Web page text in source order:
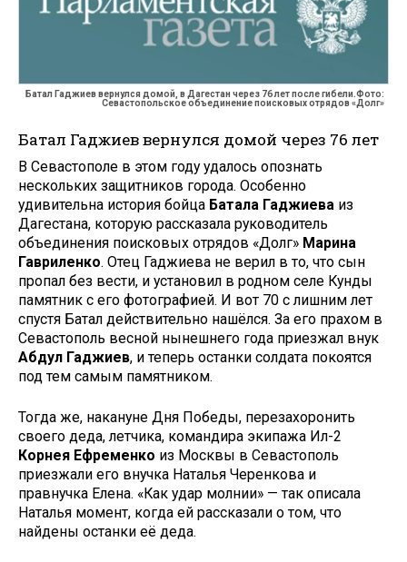
Батал Гаджиев вернулся домой, в Дагестан через 76 лет после гибели.Фото:
Севастопольское объединение поисковых отрядов «Долг»
Батал Гаджиев вернулся домой через 76 лет
В Севастополе в этом году удалось опознать
нескольких защитников города. Особенно
удивительна история бойца Батала Гаджиева из
Дагестана, которую рассказала руководитель
объединения поисковых отрядов «Долг» Марина
Гавриленко. Отец Гаджиева не верил в то, что сын
пропал без вести, и установил в родном селе Кунды
памятник с его фотографией. И вот 70 с лишним лет
спустя Батал действительно нашёлся. За его прахом в
Севастополь весной нынешнего года приезжал внук
Абдул Гаджиев, и теперь останки солдата покоятся
под тем самым памятником.
Тогда же, накануне Дня Победы, перезахоронить
своего деда, летчика, командира экипажа Ил-2
Корнея Ефременко из Москвы в Севастополь
приезжали его внучка Наталья Черенкова и
правнучка Елена. «Как удар молнии» — так описала
Наталья момент, когда ей рассказали о том, что
найдены останки её деда.